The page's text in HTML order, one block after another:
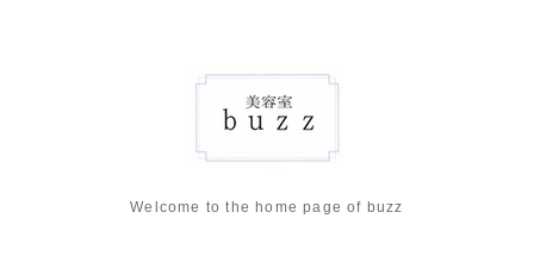
Welcome to the home page of buzz